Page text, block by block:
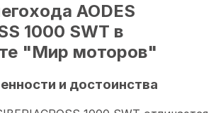
AODES
1000 SWT в
"Мир моторов"
и достоинства